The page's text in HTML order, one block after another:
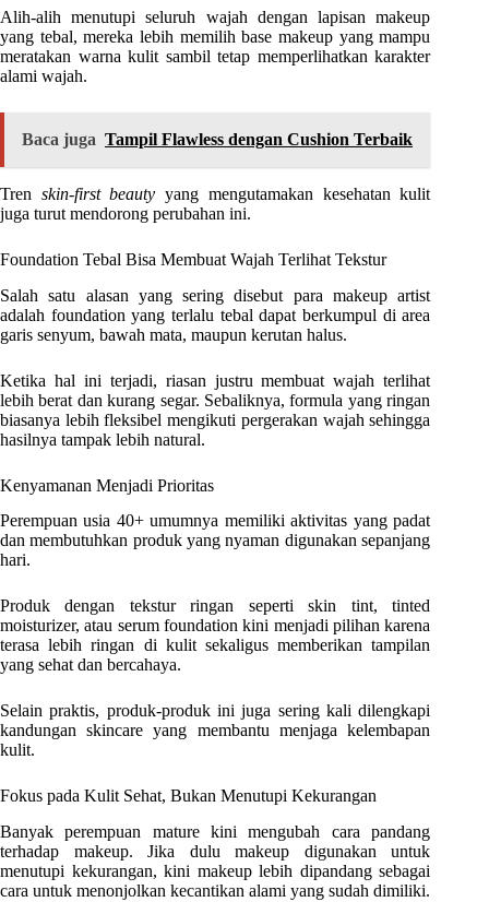
Alih-alih menutupi seluruh wajah dengan lapisan makeup
yang tebal, mereka lebih memilih base makeup yang mampu
meratakan warna kulit sambil tetap memperlihatkan karakter
alami wajah.
Baca juga Tampil Flawless dengan Cushion Terbaik
Tren skin-first beauty yang mengutamakan kesehatan kulit
juga turut mendorong perubahan ini.
Foundation Tebal Bisa Membuat Wajah Terlihat Tekstur
Salah satu alasan yang sering disebut para makeup artist
adalah foundation yang terlalu tebal dapat berkumpul di area
garis senyum, bawah mata, maupun kerutan halus.
Ketika hal ini terjadi, riasan justru membuat wajah terlihat
lebih berat dan kurang segar. Sebaliknya, formula yang ringan
biasanya lebih fleksibel mengikuti pergerakan wajah sehingga
hasilnya tampak lebih natural.
Kenyamanan Menjadi Prioritas
Perempuan usia 40+ umumnya memiliki aktivitas yang padat
dan membutuhkan produk yang nyaman digunakan sepanjang
hari.
Produk dengan tekstur ringan seperti skin tint, tinted
moisturizer, atau serum foundation kini menjadi pilihan karena
terasa lebih ringan di kulit sekaligus memberikan tampilan
yang sehat dan bercahaya.
Selain praktis, produk-produk ini juga sering kali dilengkapi
kandungan skincare yang membantu menjaga kelembapan
kulit.
Fokus pada Kulit Sehat, Bukan Menutupi Kekurangan
Banyak perempuan mature kini mengubah cara pandang
terhadap makeup. Jika dulu makeup digunakan untuk
menutupi kekurangan, kini makeup lebih dipandang sebagai
cara untuk menonjolkan kecantikan alami yang sudah dimiliki.